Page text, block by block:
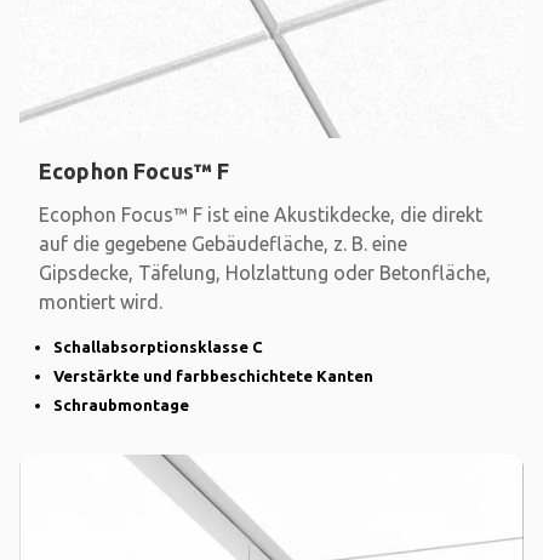
Ecophon Focus™ F
Ecophon Focus™ F ist eine Akustikdecke, die direkt
auf die gegebene Gebäudefläche, z. B. eine
Gipsdecke, Täfelung, Holzlattung oder Betonfläche,
montiert wird.
Schallabsorptionsklasse C
Verstärkte und farbbeschichtete Kanten
Schraubmontage